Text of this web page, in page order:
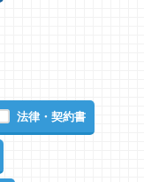
法律・契約書